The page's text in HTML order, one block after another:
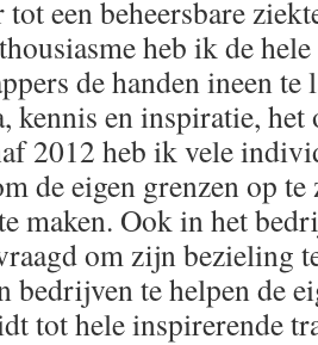
tot een beheersbare
heb ik de
de handen ineen te
kennis en inspiratie,
2012 heb ik vele
de eigen grenzen op te
maken. Ook in het
om zijn bezieling
bedrijven te helpen de
tot hele inspirerende